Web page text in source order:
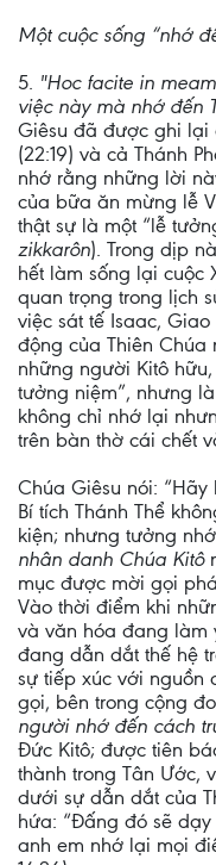
Một cuộc sống “nhớ
5. "Hoc facite in
việc này mà nhớ đến
Giêsu đã được ghi lại
(22:19) và cả Thánh
nhớ rằng những lời
của bữa ăn mừng lễ
thật sự là một “lễ
zikkarôn). Trong dịp
hết làm sống lại cuộc
quan trọng trong lịch
việc sát tế Isaac,
động của Thiên
những người Kitô
tưởng niệm”, nhưng
không chỉ nhớ lại
trên bàn thờ cái chết
Chúa Giêsu nói:
Bí tích Thánh Thể
kiện; nhưng tưởng
nhân danh Chúa Kitô
mục được mời gọi
Vào thời điểm khi
và văn hóa đang làm
đang dẫn dắt thế hệ
sự tiếp xúc với nguồn
gọi, bên trong cộng
người nhớ đến cách
Đức Kitô; được tiên
thành trong Tân Ước,
dưới sự dẫn dắt của
hứa: “Đấng đó sẽ
anh em nhớ lại mọi